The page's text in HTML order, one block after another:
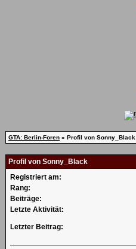
GTA: Berlin-Foren » Profil von Sonny_Black
Profil von Sonny_Black
Registriert am:
Rang:
Beiträge:
Letzte Aktivität:
Letzter Beitrag: